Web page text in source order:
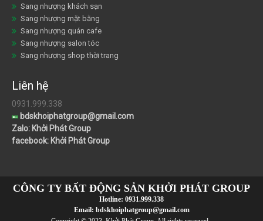
Sang nhượng khách sạn
Sang nhượng mặt bằng
Sang nhượng quán cafe
Sang nhượng salon tóc
Sang nhượng shop thời trang
Liên hệ
0931.999.338
bdskhoiphatgroup@gmail.com
Zalo: Khởi Phát Group
facebook: Khởi Phát Group
CÔNG TY BẤT ĐỘNG SẢN KHỞI PHÁT GROUP
Hotline: 0931.999.338
Email: bdskhoiphatgroup@gmail.com